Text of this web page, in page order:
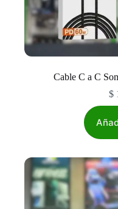
Cable C a C
$